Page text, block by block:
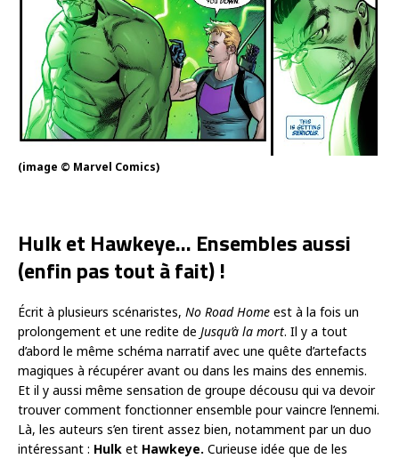
(image © Marvel Comics)
Hulk et Hawkeye… Ensembles aussi
(enfin pas tout à fait) !
Écrit à plusieurs scénaristes, No Road Home est à la fois un
prolongement et une redite de Jusqu’à la mort. Il y a tout
d’abord le même schéma narratif avec une quête d’artefacts
magiques à récupérer avant ou dans les mains des ennemis.
Et il y aussi même sensation de groupe décousu qui va devoir
trouver comment fonctionner ensemble pour vaincre l’ennemi.
Là, les auteurs s’en tirent assez bien, notamment par un duo
intéressant : Hulk et Hawkeye. Curieuse idée que de les